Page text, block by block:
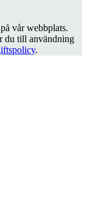
vår webbplats.
du till användning
.